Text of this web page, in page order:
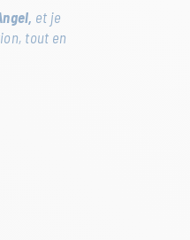
et je
tout en